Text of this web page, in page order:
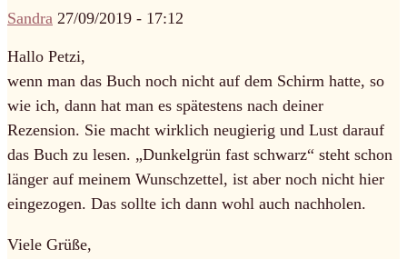
Sandra 27/09/2019 - 17:12
Hallo Petzi,
wenn man das Buch noch nicht auf dem Schirm hatte, so
wie ich, dann hat man es spätestens nach deiner
Rezension. Sie macht wirklich neugierig und Lust darauf
das Buch zu lesen. „Dunkelgrün fast schwarz“ steht schon
länger auf meinem Wunschzettel, ist aber noch nicht hier
eingezogen. Das sollte ich dann wohl auch nachholen.
Viele Grüße,